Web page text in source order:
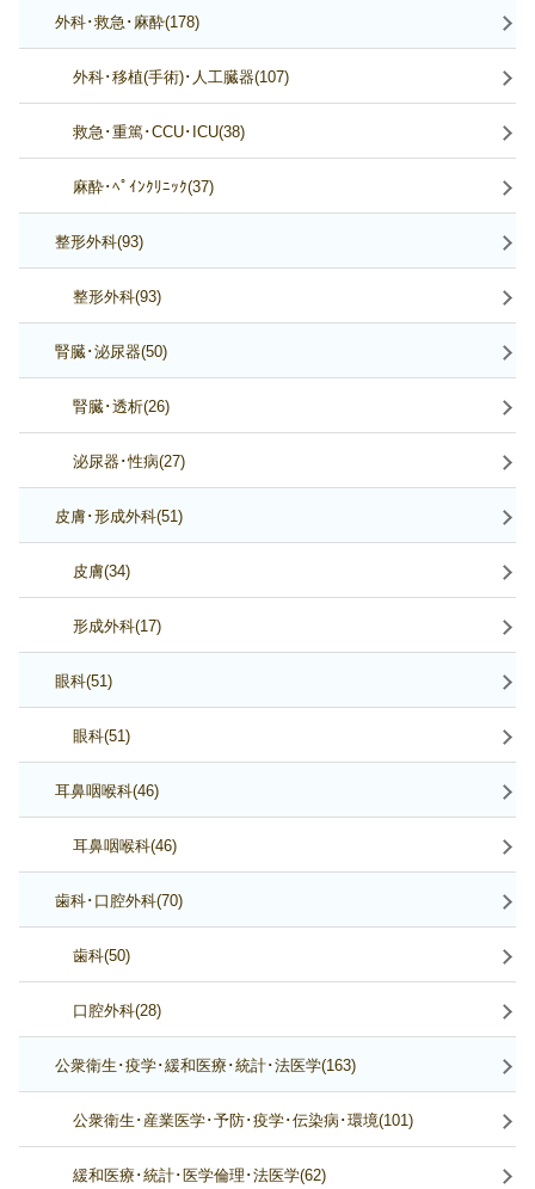
外科･救急･麻酔(178)
外科･移植(手術)･人工臓器(107)
救急･重篤･CCU･ICU(38)
麻酔･ﾍﾟｲﾝｸﾘﾆｯｸ(37)
整形外科(93)
整形外科(93)
腎臓･泌尿器(50)
腎臓･透析(26)
泌尿器･性病(27)
皮膚･形成外科(51)
皮膚(34)
形成外科(17)
眼科(51)
眼科(51)
耳鼻咽喉科(46)
耳鼻咽喉科(46)
歯科･口腔外科(70)
歯科(50)
口腔外科(28)
公衆衛生･疫学･緩和医療･統計･法医学(163)
公衆衛生･産業医学･予防･疫学･伝染病･環境(101)
緩和医療･統計･医学倫理･法医学(62)